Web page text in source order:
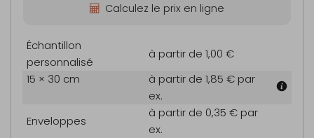
Calculez le prix en ligne
Échantillon
personnalisé
à partir de 1,00 €
15 × 30 cm
à partir de 1,85 € par
ex.
Enveloppes
à partir de 0,35 € par
ex.